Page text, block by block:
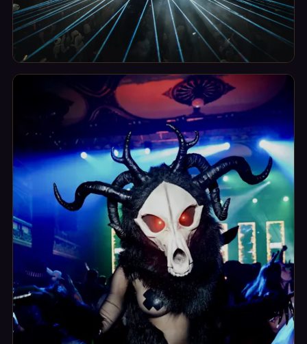
Show
Hlavní večerní show: hudba, světla, performance,
kostýmy.